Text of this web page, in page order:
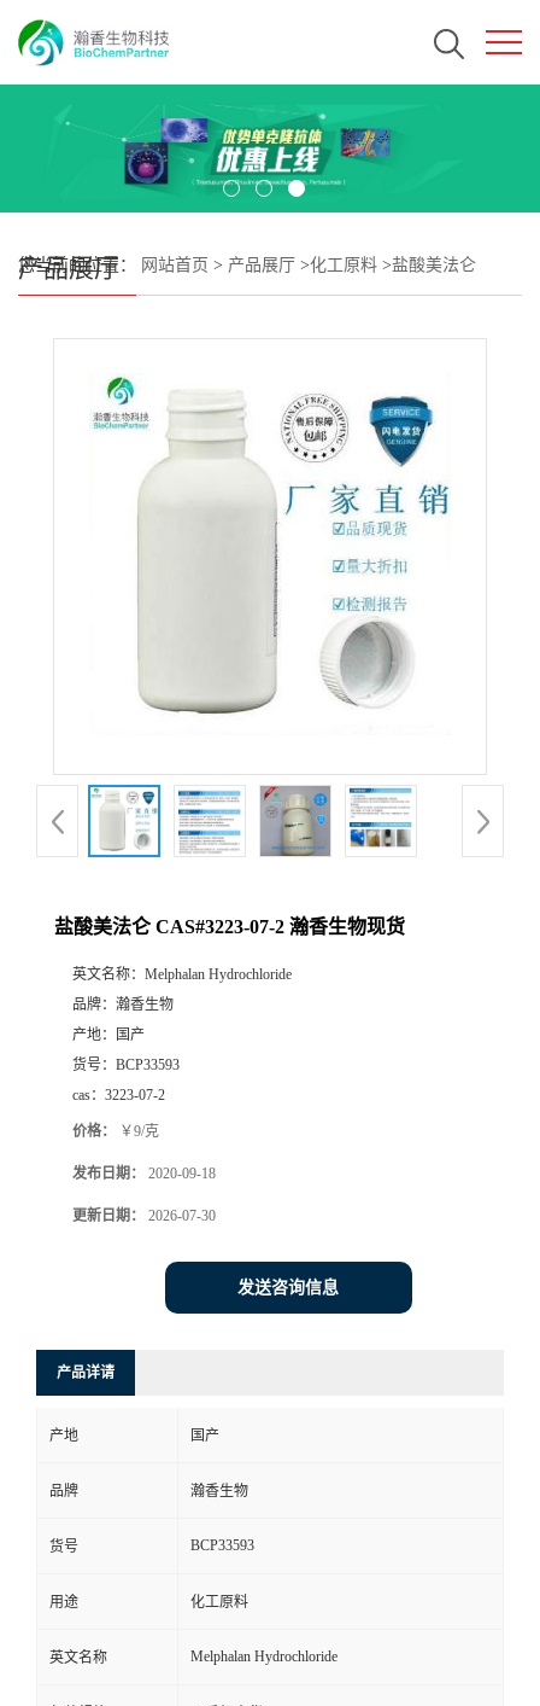
产品展厅
您当前的位置： 网站首页 > 产品展厅 >化工原料 >盐酸美法仑
盐酸美法仑 CAS#3223-07-2 瀚香生物现货
英文名称： Melphalan Hydrochloride
品牌： 瀚香生物
产地：
国产
货号： BCP33593
cas： 3223-07-2
价格： ￥9/克
发布日期： 2020-09-18
更新日期： 2026-07-30
发送咨询信息
产品详请
产地 国产
品牌 瀚香生物
货号 BCP33593
用途 化工原料
英文名称 Melphalan Hydrochloride